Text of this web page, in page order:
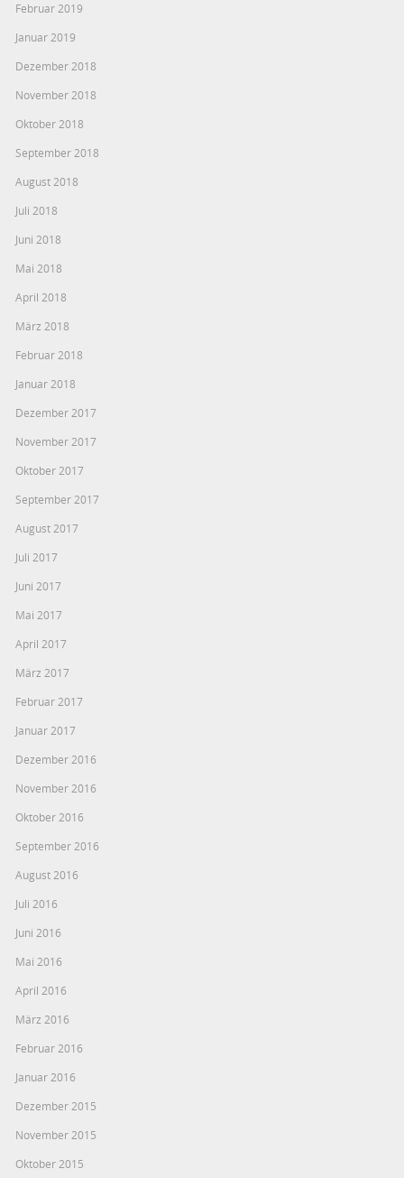
Februar 2019
Januar 2019
Dezember 2018
November 2018
Oktober 2018
September 2018
August 2018
Juli 2018
Juni 2018
Mai 2018
April 2018
März 2018
Februar 2018
Januar 2018
Dezember 2017
November 2017
Oktober 2017
September 2017
August 2017
Juli 2017
Juni 2017
Mai 2017
April 2017
März 2017
Februar 2017
Januar 2017
Dezember 2016
November 2016
Oktober 2016
September 2016
August 2016
Juli 2016
Juni 2016
Mai 2016
April 2016
März 2016
Februar 2016
Januar 2016
Dezember 2015
November 2015
Oktober 2015